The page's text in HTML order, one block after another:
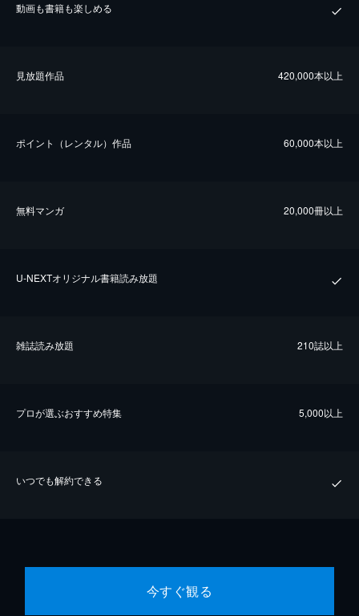
動画も書籍も楽しめる
⾒放題作品 420,000本以上
ポイント（レンタル）作品 60,000本以上
無料マンガ 20,000冊以上
U-NEXTオリジナル書籍読み放題
雑誌読み放題 210誌以上
プロが選ぶおすすめ特集 5,000以上
いつでも解約できる
今すぐ観る